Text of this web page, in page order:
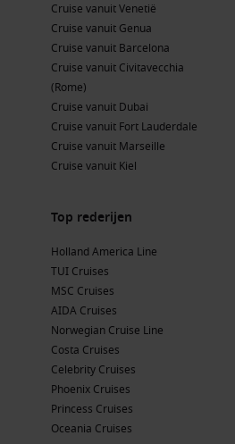
Cruise vanuit Venetië
Cruise vanuit Genua
Cruise vanuit Barcelona
Cruise vanuit Civitavecchia
(Rome)
Cruise vanuit Dubai
Cruise vanuit Fort Lauderdale
Cruise vanuit Marseille
Cruise vanuit Kiel
Top rederijen
Holland America Line
TUI Cruises
MSC Cruises
AIDA Cruises
Norwegian Cruise Line
Costa Cruises
Celebrity Cruises
Phoenix Cruises
Princess Cruises
Oceania Cruises